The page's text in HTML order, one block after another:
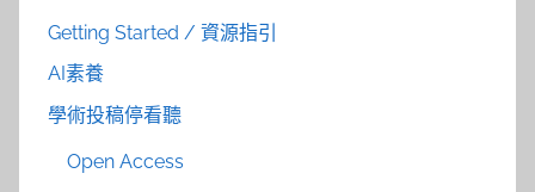
Getting Started / 資源指引
AI素養
學術投稿停看聽
Open Access